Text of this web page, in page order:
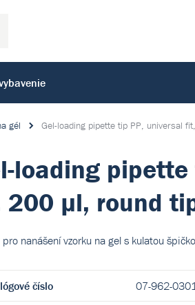
gél Gel-loading pipette tip PP, universal
loading
µl, round
nanášení vzorku na gel s kulatou
číslo 07-962-